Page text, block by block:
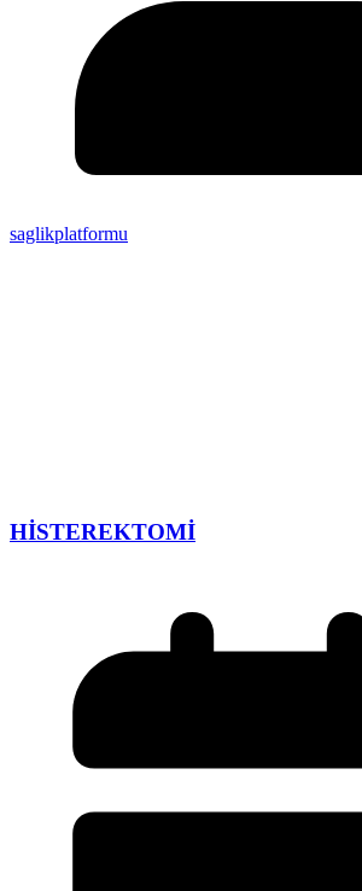
saglikplatformu
HİSTEREKTOMİ